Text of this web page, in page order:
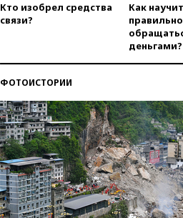
Кто изобрел средства
связи?
Как
правильно
деньгами?
ФОТОИСТОРИИ